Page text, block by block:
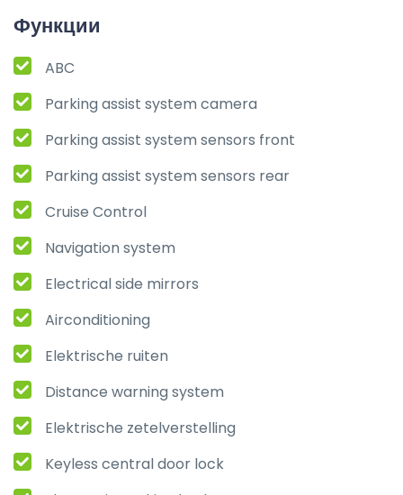
Функции
ABC
Parking assist system camera
Parking assist system sensors front
Parking assist system sensors rear
Cruise Control
Navigation system
Electrical side mirrors
Airconditioning
Elektrische ruiten
Distance warning system
Elektrische zetelverstelling
Keyless central door lock